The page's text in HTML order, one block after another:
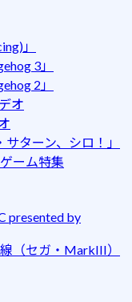
」
3」
2」
オ
ターン、シロ！」
ーム特集
presented by
（セガ・MarkIII）